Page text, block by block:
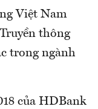
Việt Nam
thông
trong ngành
của HDBank